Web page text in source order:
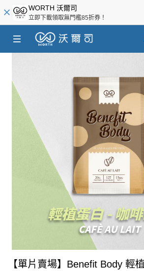
WORTH 沃爾司
立即下載領取無門檻85折券！
【單片賣場】Benefit Body 輕